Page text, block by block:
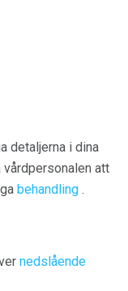
detaljerna i dina
vårdpersonalen att
behandling .
nedslående